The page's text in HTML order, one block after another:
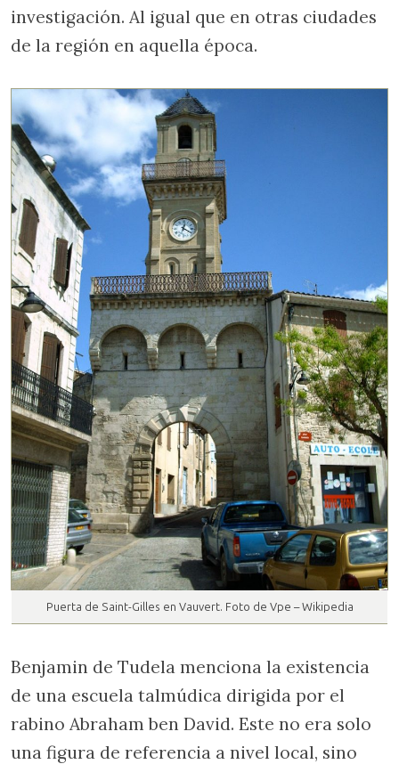
investigación. Al igual que en otras ciudades
de la región en aquella época.
Puerta de Saint-Gilles en Vauvert. Foto de Vpe – Wikipedia
Benjamin de Tudela menciona la existencia
de una escuela talmúdica dirigida por el
rabino Abraham ben David. Este no era solo
una figura de referencia a nivel local, sino